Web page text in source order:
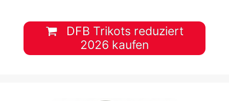
DFB Trikots reduziert
2026 kaufen